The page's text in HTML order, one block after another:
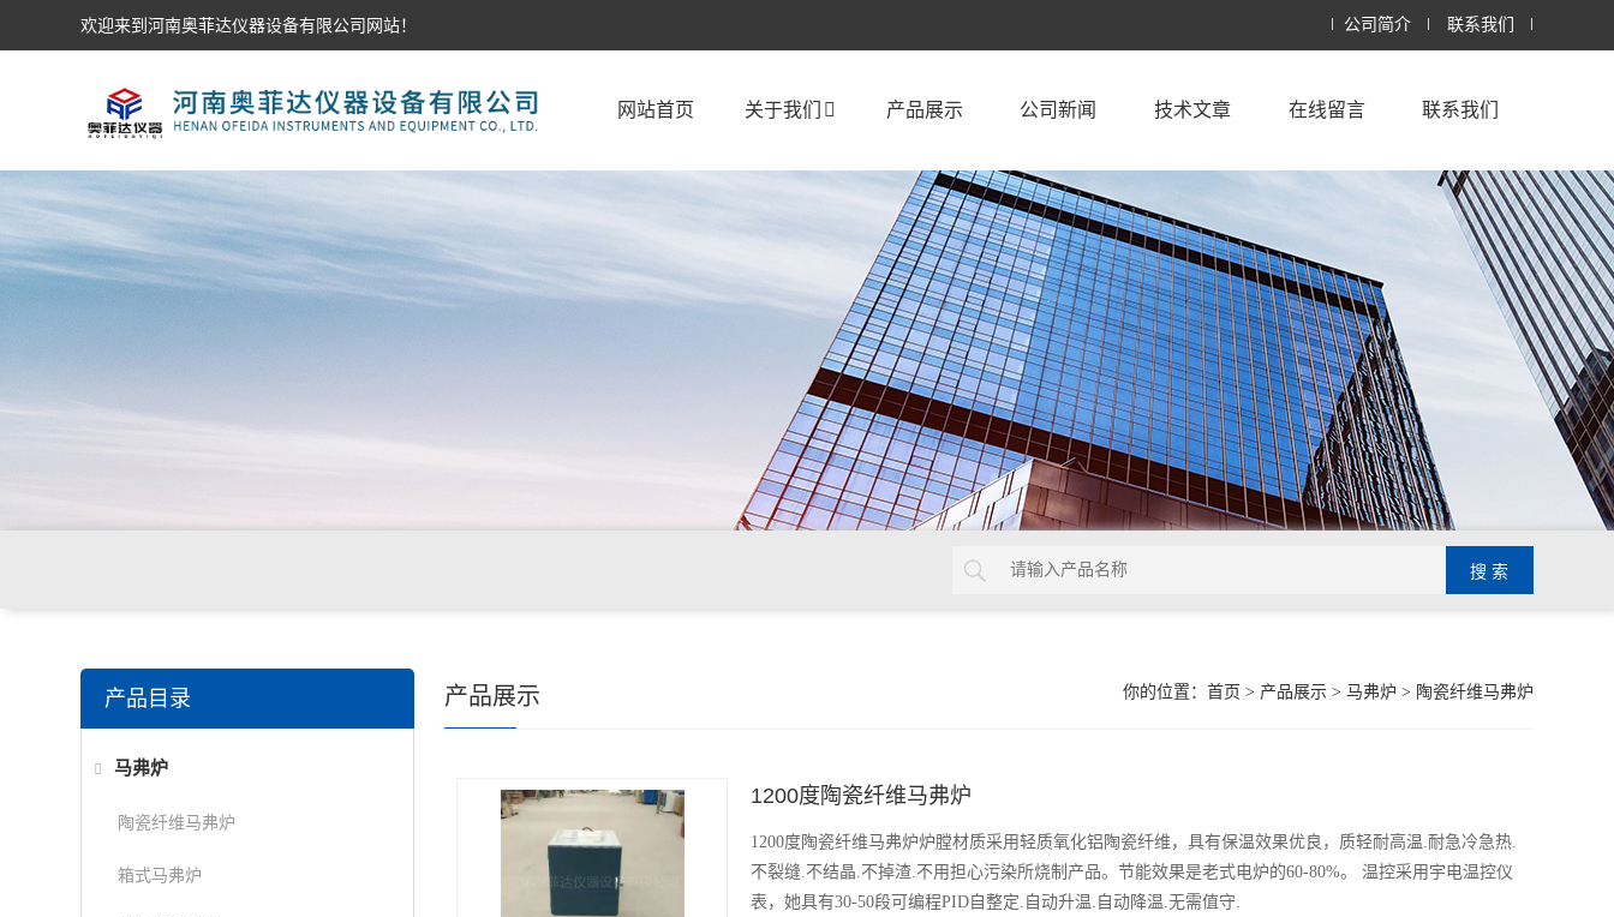
欢迎来到河南奥菲达仪器设备有限公司网站！ 公司简介 联系我们
网站首页 关于我们 产品展示 公司新闻 技术文章 在线留言 联系我们
产品目录
马弗炉
陶瓷纤维马弗炉
箱式马弗炉
你的位置： 首页 > 产品展示> 马弗炉 > 陶瓷纤维马弗炉
产品展示
1200度陶瓷纤维马弗炉
1200度陶瓷纤维马弗炉炉膛材质采用轻质氧化铝陶瓷纤维，具有保温效果优良，质轻耐高温.耐急冷急热.
不裂缝.不结晶.不掉渣.不用担心污染所烧制产品。节能效果是老式电炉的60-80%。 温控采用宇电温控仪
表，她具有30-50段可编程PID自整定.自动升温.自动降温.无需值守.